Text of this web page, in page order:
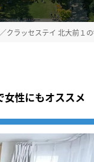
クラッセステイ 北大前１
性にもオススメ